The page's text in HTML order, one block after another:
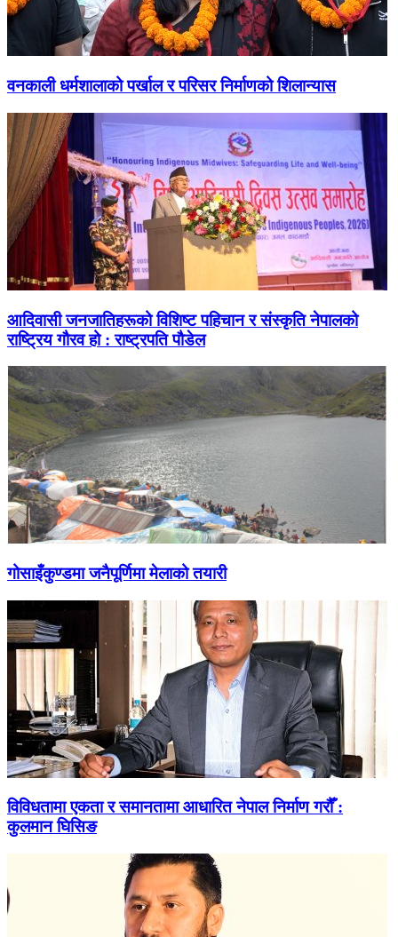
वनकाली धर्मशालाको पर्खाल र परिसर निर्माणको शिलान्यास
आदिवासी जनजातिहरूको विशिष्ट पहिचान र संस्कृति नेपालको
राष्ट्रिय गौरव हो : राष्ट्रपति पौडेल
गोसाइँकुण्डमा जनैपूर्णिमा मेलाको तयारी
विविधतामा एकता र समानतामा आधारित नेपाल निर्माण गरौँ :
कुलमान घिसिङ